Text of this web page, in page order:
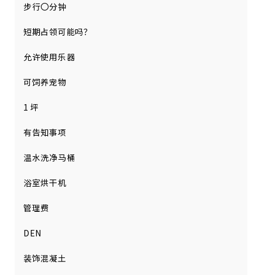
步行〇分钟
短期占领可能吗？
允许使用乐器
可饲养宠物
1 坪
有告知事项
温水洗净马桶
浴室烘干机
管理费
DEN
装饰混凝土